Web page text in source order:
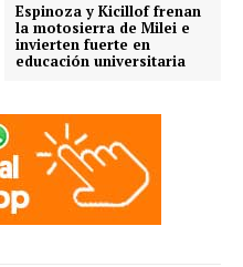
Espinoza y Kicillof frenan
la motosierra de Milei e
invierten fuerte en
educación universitaria